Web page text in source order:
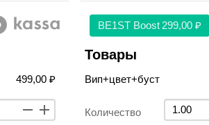
BE1ST Boost 299,00 ₽
499,00 ₽
Товары
Вип+цвет+буст
Количество